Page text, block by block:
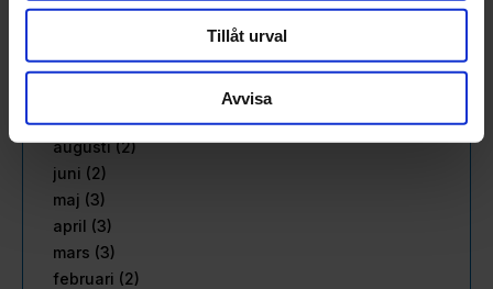
Tillåt urval
Avvisa
november (4)
september (2)
augusti (2)
juni (2)
maj (3)
april (3)
mars (3)
februari (2)